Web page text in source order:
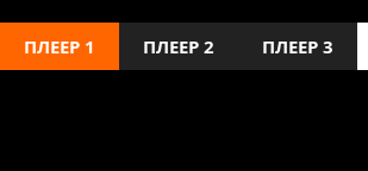
ПЛЕЕР 1 ПЛЕЕР 2 ПЛЕЕР 3